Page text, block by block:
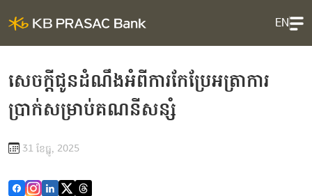
EN
សេចក្ដីជូនដំណឹងអំពីការកែប្រែអត្រាការ
ប្រាក់សម្រាប់គណនីសន្សំ
31 ខែ​ធ្នូ, 2025